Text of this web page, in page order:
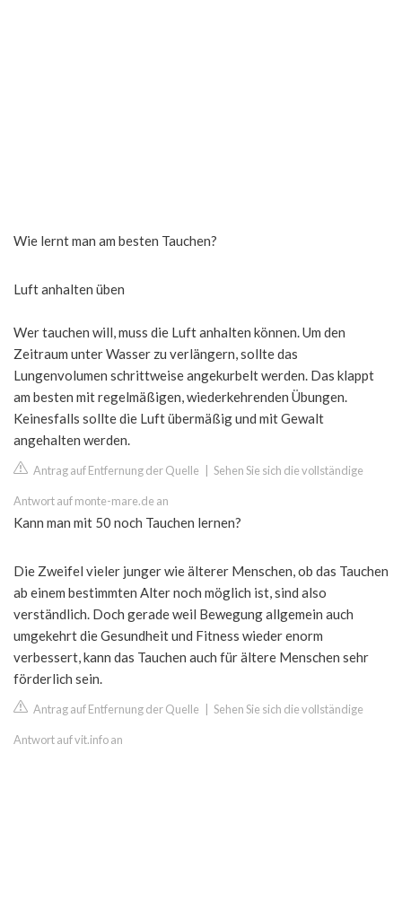
Wie lernt man am besten Tauchen?
Luft anhalten üben
Wer tauchen will, muss die Luft anhalten können. Um den
Zeitraum unter Wasser zu verlängern, sollte das
Lungenvolumen schrittweise angekurbelt werden. Das klappt
am besten mit regelmäßigen, wiederkehrenden Übungen.
Keinesfalls sollte die Luft übermäßig und mit Gewalt
angehalten werden.
Antrag auf Entfernung der Quelle Sehen Sie sich die vollständige
Antwort auf monte-mare.de an
Kann man mit 50 noch Tauchen lernen?
Die Zweifel vieler junger wie älterer Menschen, ob das Tauchen
ab einem bestimmten Alter noch möglich ist, sind also
verständlich. Doch gerade weil Bewegung allgemein auch
umgekehrt die Gesundheit und Fitness wieder enorm
verbessert, kann das Tauchen auch für ältere Menschen sehr
förderlich sein.
Antrag auf Entfernung der Quelle Sehen Sie sich die vollständige
Antwort auf vit.info an